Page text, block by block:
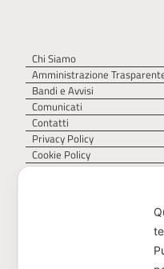
Chi Siamo
Amministrazione
Bandi e Avvisi
Comunicati
Contatti
Privacy Policy
Cookie Policy